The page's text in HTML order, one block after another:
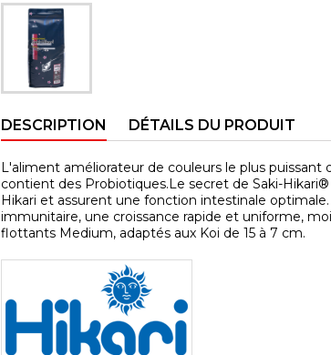
DESCRIPTION DÉTAILS DU PRODUIT
L'aliment améliorateur de couleurs le plus
contient des Probiotiques.Le secret de Saki-
Hikari et assurent une fonction intestinale
immunitaire, une croissance rapide et uniforme,
flottants Medium, adaptés aux Koi de 15 à 7 cm.